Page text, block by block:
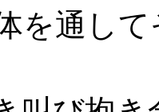
を通し